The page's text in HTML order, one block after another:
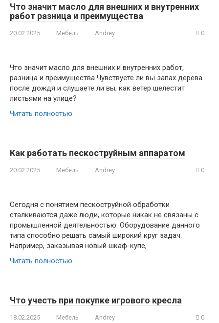
Что значит масло для внешних и внутренних
работ разница и преимущества
20.02.2025 Мебель Andrey 0
Что значит масло для внешних и внутренних работ,
разница и преимущества Чувствуете ли вы запах дерева
после дождя и слушаете ли вы, как ветер шелестит
листьями на улице?
Читать полностью
Как работать пескоструйным аппаратом
20.02.2025 Мебель Andrey 0
Сегодня с понятием пескоструйной обработки
сталкиваются даже люди, которые никак не связаны с
промышленной деятельностью. Оборудование данного
типа способно решать самый широкий круг задач.
Например, заказывая новый шкаф-купе,
Читать полностью
Что учесть при покупке игрового кресла
18.02.2025 Мебель Andrey 0